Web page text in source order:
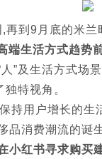
再到9月底的米
端生活方式趋势
”及生活方式
特视角。
持用户增长的
品消费潮流的
小红书寻求购买